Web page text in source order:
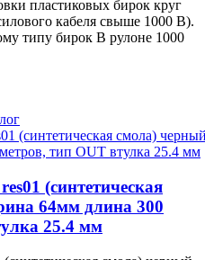
пластиковых бирок круг
кабеля свыше 1000 В).
типу бирок В рулоне 1000
(синтетическая
64мм длина 300
25.4 мм